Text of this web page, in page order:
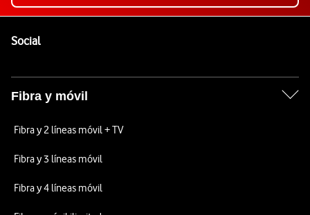
SocialEnlaces a las redes sociales de Vodafone
Fibra y móvil
Fibra y 2 líneas móvil + TV
Fibra y 3 líneas móvil
Fibra y 4 líneas móvil